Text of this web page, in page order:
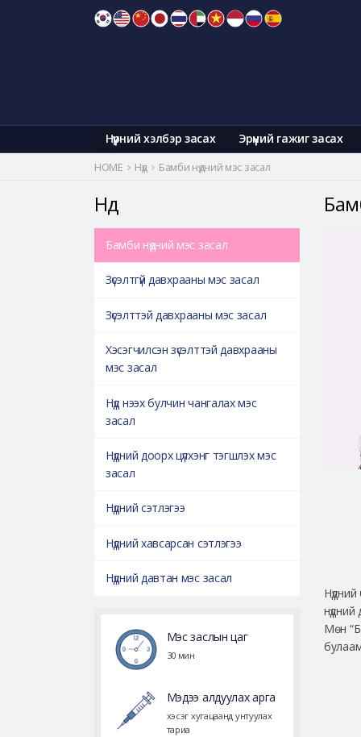
Нүүрний хэлбэр засах Эрүүний гажиг засах
HOME Нүд Бамби нүдний мэс засал
Мөн
Нүд
Бамби нүдний мэс засал
Зүсэлтгүй давхрааны мэс засал
Зүсэлттэй давхрааны мэс засал
Хэсэгчилсэн зүсэлттэй давхрааны
мэс засал
Нүд нээх булчин чангалах мэс
засал
Нүдний доорх цүлхэнг тэгшлэх мэс
засал
Нүдний сэтлэгээ
Нүдний хавсарсан сэтлэгээ
Нүдний давтан мэс засал
Мэс заслын цаг
30 мин
Мэдээ алдуулах арга
хэсэг хугацаанд унтуулах
тариа